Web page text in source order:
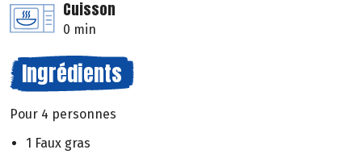
Cuisson
0 min
Ingrédients
Pour 4 personnes
1 Faux gras